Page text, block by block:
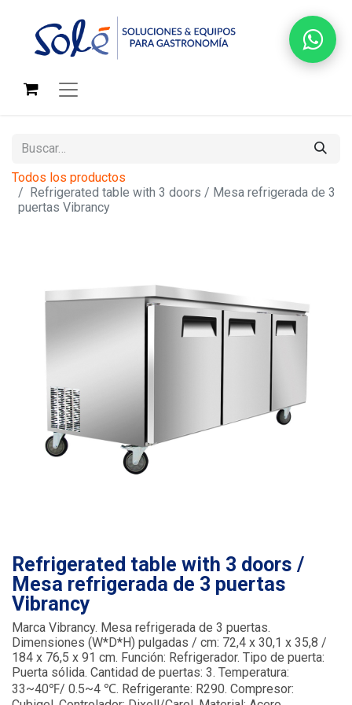
Todos los productos
Refrigerated table with 3 doors / Mesa refrigerada de 3
puertas Vibrancy
Refrigerated table with 3 doors /
Mesa refrigerada de 3 puertas
Vibrancy
Marca Vibrancy. Mesa refrigerada de 3 puertas.
Dimensiones (W*D*H) pulgadas / cm: 72,4 x 30,1 x 35,8 /
184 x 76,5 x 91 cm. Función: Refrigerador. Tipo de puerta:
Puerta sólida. Cantidad de puertas: 3. Temperatura:
33~40℉/ 0.5~4 ℃. Refrigerante: R290. Compresor: